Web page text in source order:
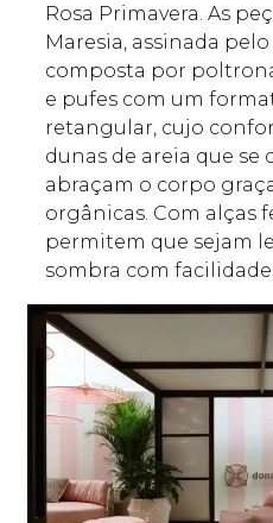
Rosa Primavera. As
Maresia, assinada pelo
composta por
e pufes com um
retangular, cujo
dunas de areia que se
abraçam o corpo
orgânicas. Com alças
permitem que sejam
sombra com facilidade.